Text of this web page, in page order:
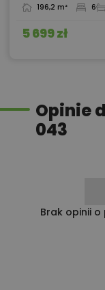
Pompa ciepła
Płyta
Rabat 10%
196,2 m² 6
5 699 zł
Opinie
043
Brak opinii o